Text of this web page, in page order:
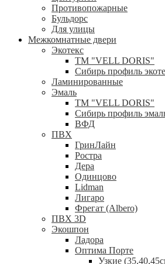
Противопожарные
Бульдорс
Для улицы
Межкомнатные двери
Экотекс
ТМ "VELL DORIS"
Сибирь профиль
Ламинированные
Эмаль
ТМ "VELL DORIS"
Сибирь профиль
ВФД
ПВХ
ГринЛайн
Ростра
Дера
Одинцово
Lidman
Лигаро
Фрегат (Albero)
ПВХ 3D
Экошпон
Ладора
Оптима Порте
Узкие